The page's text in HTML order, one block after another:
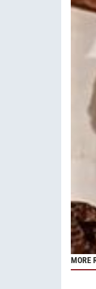
MORE